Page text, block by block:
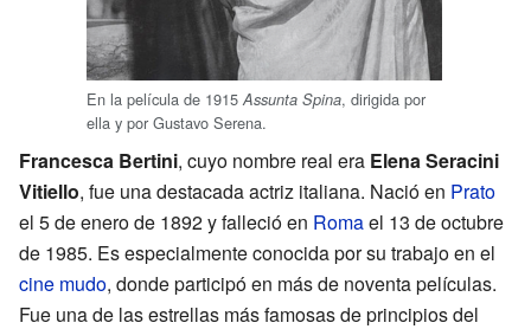
En la película de 1915Assunta Spina, dirigida por
ella y por Gustavo Serena.
Francesca Bertini, cuyo nombre real era Elena Seracini
Vitiello, fue una destacada actriz italiana. Nació en Prato
el 5 de enero de 1892 y falleció en Romael 13 de octubre
de 1985. Es especialmente conocida por su trabajo en el
cine mudo, donde participó en más de noventa películas.
Fue una de las estrellas más famosas de principios del